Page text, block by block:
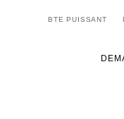
BTE PUISSANT